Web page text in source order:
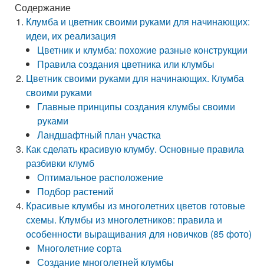
Содержание
Клумба и цветник своими руками для начинающих:
идеи, их реализация
Цветник и клумба: похожие разные конструкции
Правила создания цветника или клумбы
Цветник своими руками для начинающих. Клумба
своими руками
Главные принципы создания клумбы своими
руками
Ландшафтный план участка
Как сделать красивую клумбу. Основные правила
разбивки клумб
Оптимальное расположение
Подбор растений
Красивые клумбы из многолетних цветов готовые
схемы. Клумбы из многолетников: правила и
особенности выращивания для новичков (85 фото)
Многолетние сорта
Создание многолетней клумбы